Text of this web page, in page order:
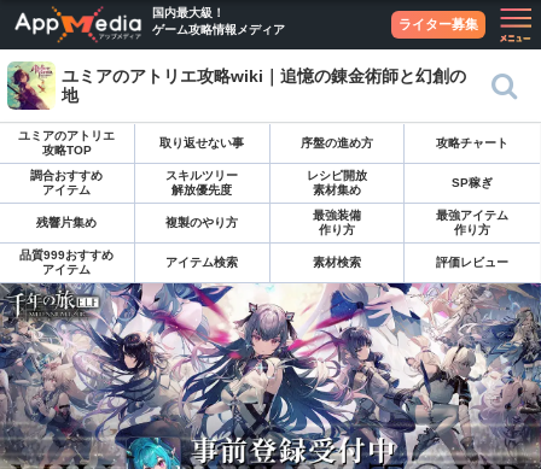
国内最大級！
ゲーム攻略情報メディア
ライター募集
ユミアのアトリエ攻略wiki｜追憶の錬金術師と幻創の
地
ユミアのアトリエ
攻略TOP
取り返せない事 序盤の進め方 攻略チャート
調合おすすめ
アイテム
スキルツリー
解放優先度
レシピ開放
素材集め
SP稼ぎ
残響片集め 複製のやり方
最強装備
作り方
最強アイテム
作り方
品質999おすすめ
アイテム
アイテム検索 素材検索 評価レビュー